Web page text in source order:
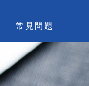
常見問題